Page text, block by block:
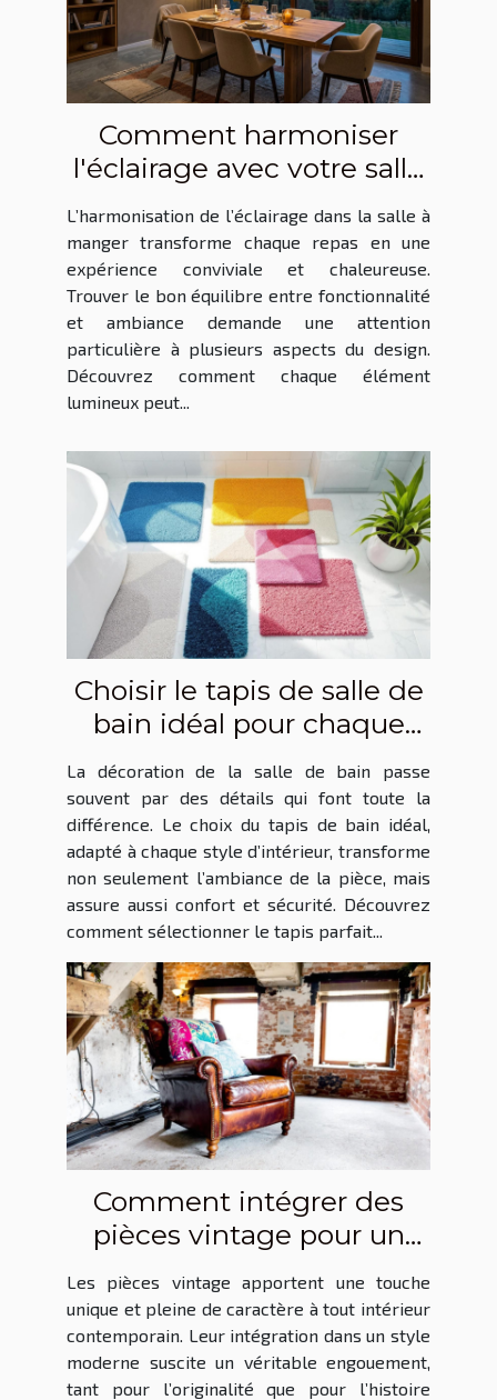
Comment harmoniser
l'éclairage avec votre salle
à manger ?
L’harmonisation de l’éclairage dans la salle à
manger transforme chaque repas en une
expérience conviviale et chaleureuse.
Trouver le bon équilibre entre fonctionnalité
et ambiance demande une attention
particulière à plusieurs aspects du design.
Découvrez comment chaque élément
lumineux peut...
Choisir le tapis de salle de
bain idéal pour chaque
La décoration de la salle de bain passe
souvent par des détails qui font toute la
différence. Le choix du tapis de bain idéal,
adapté à chaque style d’intérieur, transforme
non seulement l’ambiance de la pièce, mais
assure aussi confort et sécurité. Découvrez
comment sélectionner le tapis parfait...
Comment intégrer des
pièces vintage pour un
Les pièces vintage apportent une touche
unique et pleine de caractère à tout intérieur
contemporain. Leur intégration dans un style
moderne suscite un véritable engouement,
tant pour l’originalité que pour l’histoire